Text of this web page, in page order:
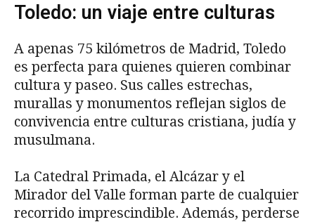
Toledo: un viaje entre culturas
A apenas 75 kilómetros de Madrid, Toledo
es perfecta para quienes quieren combinar
cultura y paseo. Sus calles estrechas,
murallas y monumentos reflejan siglos de
convivencia entre culturas cristiana, judía y
musulmana.
La Catedral Primada, el Alcázar y el
Mirador del Valle forman parte de cualquier
recorrido imprescindible. Además, perderse